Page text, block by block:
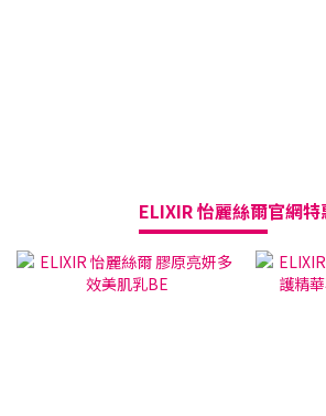
ELIXIR 怡麗絲爾官網特